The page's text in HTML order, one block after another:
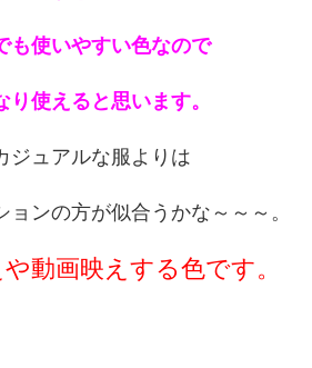
も使いやすい色なので
使えると思います。
ジュアルな服よりは
ンの方が似合うかな～～～。
動画映えする色です。